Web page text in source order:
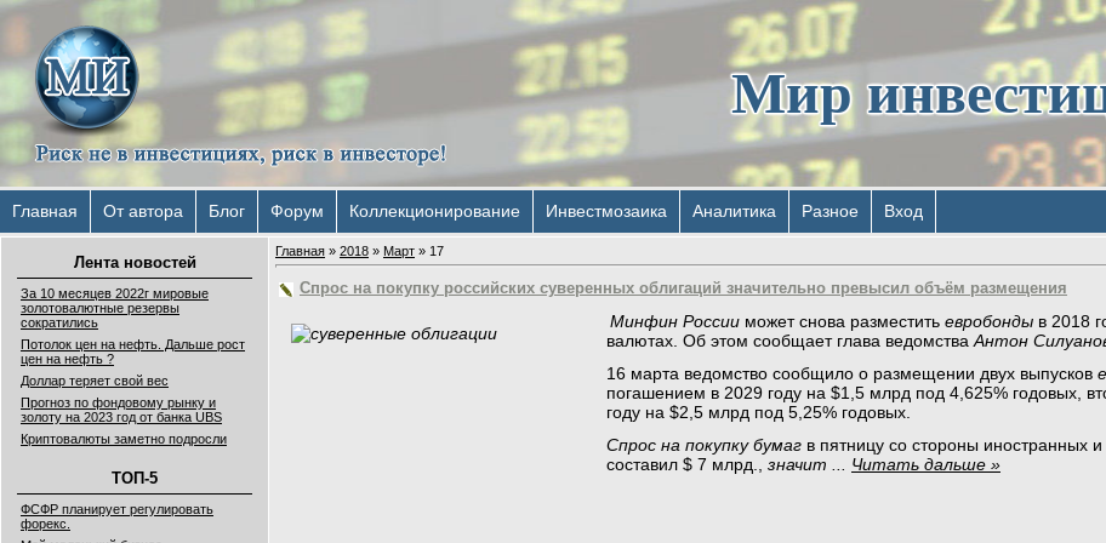
Мир
Главная От автора Блог Форум Коллекционирование Инвестмозаика Аналитика Разное Вход
Лента новостей
За 10 месяцев 2022г мировые
золотовалютные резервы
сократились
Потолок цен на нефть. Дальше рост
цен на нефть ?
Доллар теряет свой вес
Прогноз по фондовому рынку и
золоту на 2023 год от банка UBS
Криптовалюты заметно подросли
ТОП-5
ФСФР планирует регулировать
форекс.
Главная » 2018 » Март » 17
Спрос на покупку российских суверенных облигаций значительно превысил объём размещения
Минфин России может снова разместить евробонды в 2018
валютах. Об этом сообщает глава ведомстваАнтон
16 марта ведомство сообщило о размещении двух выпусков
погашением в 2029 году на $1,5 млрд под 4,625% годовых,
году на $2,5 млрд под 5,25% годовых.
Спрос на покупку бумаг в пятницу со стороны иностранных
составил $ 7 млрд., значит Читать дальше »